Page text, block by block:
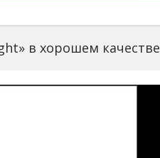
в хорошем качестве